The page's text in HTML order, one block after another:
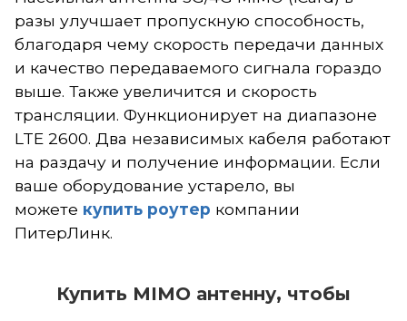
разы улучшает пропускную способность,
благодаря чему скорость передачи данных
и качество передаваемого сигнала гораздо
выше. Также увеличится и скорость
трансляции. Функционирует на диапазоне
LTE 2600. Два независимых кабеля работают
на раздачу и получение информации. Если
ваше оборудование устарело, вы
можете купить роутер компании
ПитерЛинк.
Купить MIMO антенну, чтобы
×
клиенты!
с многочисленными
об ограничении
интернета, сообщаем, что
производителем оборудования
мобильный интернет, и